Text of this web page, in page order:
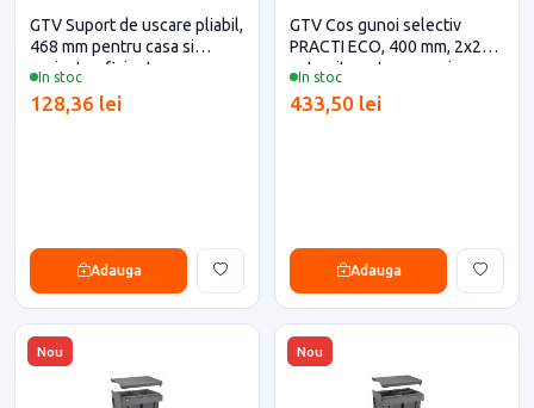
In stoc
GTV Suport de uscare pliabil,
468 mm pentru casa si
proiecte eficiente
128,36 lei
Adauga
In stoc
GTV Cos gunoi selectiv
PRACTI ECO, 400 mm, 2x20L,
antracit pentru casa si
433,50 lei
Adauga
Nou Nou